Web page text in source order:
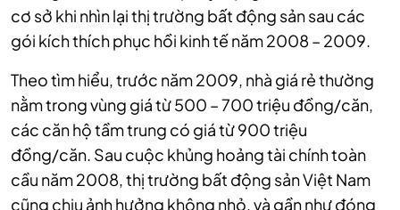
cơ sở khi nhìn lại thị trường bất động sản sau các
gói kích thích phục hồi kinh tế năm 2008 – 2009.
Theo tìm hiểu, trước năm 2009, nhà giá rẻ thường
nằm trong vùng giá từ 500 – 700 triệu đồng/căn,
các căn hộ tầm trung có giá từ 900 triệu
đồng/căn. Sau cuộc khủng hoảng tài chính toàn
cầu năm 2008, thị trường bất động sản Việt Nam
cũng chịu ảnh hưởng không nhỏ, và gần như đóng